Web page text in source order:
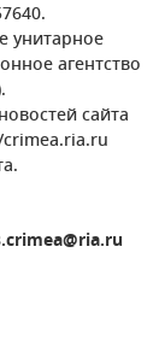
унитарное
агентство
сайта